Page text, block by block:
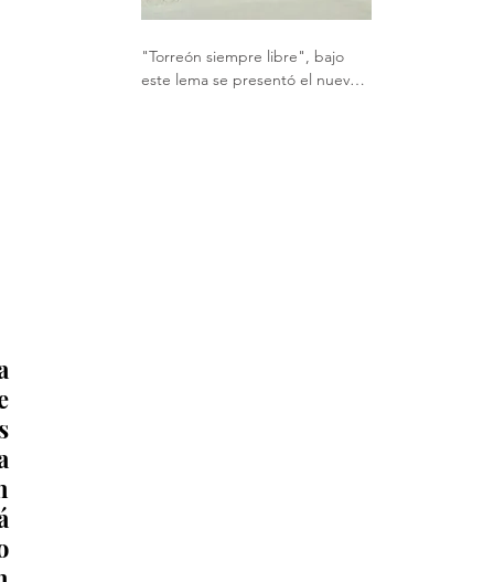
"Torreón siempre libre", bajo
este lema se presentó el nuevo